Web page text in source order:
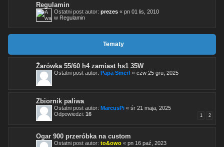
Regulamin
Ostatni post autor: prezes « pn 01 lis, 2010
w Regulamin
Tematy
Żarówka 55/60 h4 zamiast hs1 35W
Ostatni post autor: Papa Smerf « czw 25 gru, 2025
Zbiornik paliwa
Ostatni post autor: MarcusPi « śr 21 maja, 2025
Odpowiedzi: 16 1 2
Ogar 900 przeróbka na custom
Ostatni post autor: to&owo « pn 16 paź, 2023